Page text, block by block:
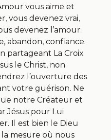
vous aime et
vous devenez vrai,
devenez l’amour.
abandon, confiance.
partageant La Croix
le Christ, non
l’ouverture des
votre guérison. Ne
notre Créateur et
Jésus pour Lui
Il est bien le Dieu
la mesure où nous